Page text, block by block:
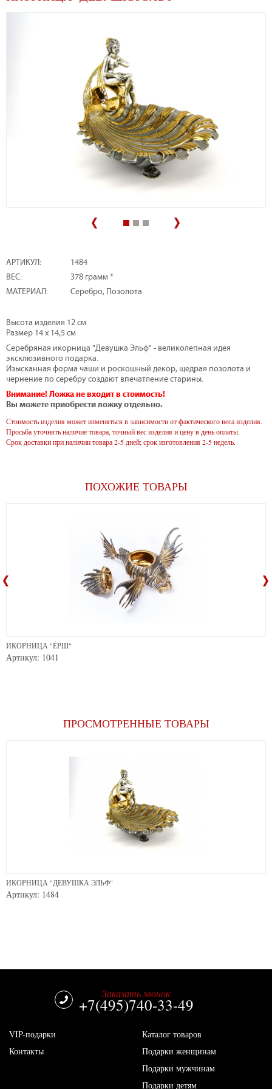
АРТИКУЛ:
1484
ВЕС:
378 грамм *
МАТЕРИАЛ:
Серебро, Позолота
Высота изделия 12 см
Размер 14 х 14,5 см
Серебряная икорница "Девушка Эльф" - великолепная идея
эксклюзивного подарка.
Изысканная форма чаши и роскошный декор, щедрая позолота и
чернение по серебру создают впечатление старины.
Внимание! Ложка не входит в стоимость!
Вы можете приобрести ложку отдельно.
Стоимость изделия может изменяться в зависимости от фактического веса изделия.
Просьба уточнять наличие товара, точный вес изделия и цену в день оплаты.
Срок доставки при наличии товара 2-5 дней; срок изготовления 2-5 недель.
ПОХОЖИЕ ТОВАРЫ
ИКОРНИЦА "ЁРШ"
Артикул: 1041
ПРОСМОТРЕННЫЕ ТОВАРЫ
ИКОРНИЦА "ДЕВУШКА ЭЛЬФ"
Артикул: 1484
Заказать звонок
+7(495)740-33-49
VIP-подарки
Контакты
Каталог товаров
Подарки женщинам
Подарки мужчинам
Подарки детям